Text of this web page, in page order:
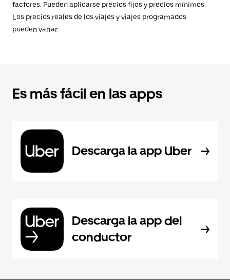
factores. Pueden aplicarse precios fijos y precios mínimos.
Los precios reales de los viajes y viajes programados
pueden variar.
Es más fácil en las apps
Descarga la app Uber
Descarga la app del
conductor